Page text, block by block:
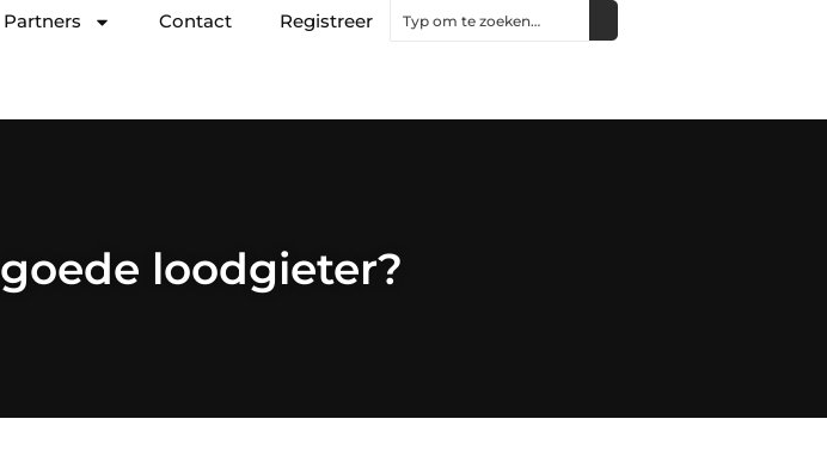
Partners Contact Registreer
loodgieter?